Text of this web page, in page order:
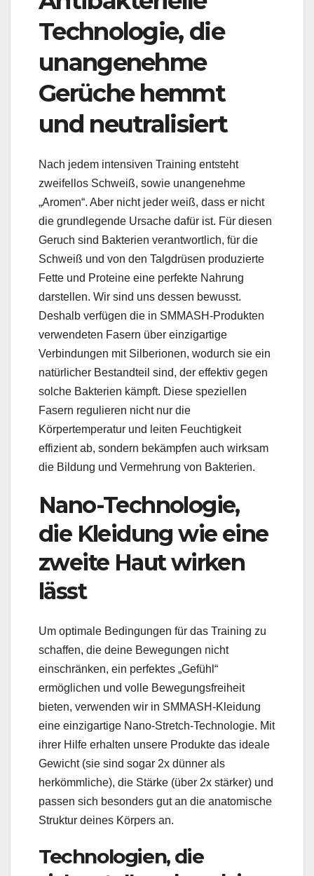
Technologie, die
unangenehme
Gerüche hemmt
und neutralisiert
Nach jedem intensiven Training entsteht
zweifellos Schweiß, sowie unangenehme
„Aromen“. Aber nicht jeder weiß, dass er nicht
die grundlegende Ursache dafür ist. Für diesen
Geruch sind Bakterien verantwortlich, für die
Schweiß und von den Talgdrüsen produzierte
Fette und Proteine eine perfekte Nahrung
darstellen. Wir sind uns dessen bewusst.
Deshalb verfügen die in SMMASH-Produkten
verwendeten Fasern über einzigartige
Verbindungen mit Silberionen, wodurch sie ein
natürlicher Bestandteil sind, der effektiv gegen
solche Bakterien kämpft. Diese speziellen
Fasern regulieren nicht nur die
Körpertemperatur und leiten Feuchtigkeit
effizient ab, sondern bekämpfen auch wirksam
die Bildung und Vermehrung von Bakterien.
Nano-Technologie,
die Kleidung wie eine
zweite Haut wirken
lässt
Um optimale Bedingungen für das Training zu
schaffen, die deine Bewegungen nicht
einschränken, ein perfektes „Gefühl“
ermöglichen und volle Bewegungsfreiheit
bieten, verwenden wir in SMMASH-Kleidung
eine einzigartige Nano-Stretch-Technologie. Mit
ihrer Hilfe erhalten unsere Produkte das ideale
Gewicht (sie sind sogar 2x dünner als
herkömmliche), die Stärke (über 2x stärker) und
passen sich besonders gut an die anatomische
Struktur deines Körpers an.
Technologien, die